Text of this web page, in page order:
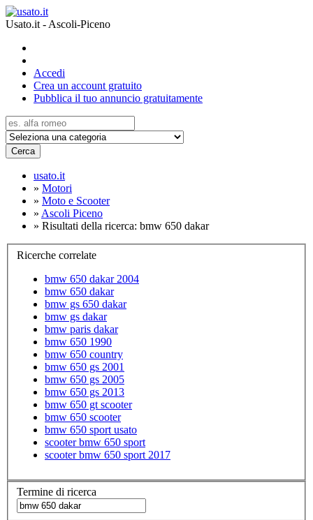
Usato.it - Ascoli-Piceno
Accedi
Crea un account gratuito
Pubblica il tuo annuncio gratuitamente
Cerca
usato.it
» Motori
» Moto e Scooter
» Ascoli Piceno
» Risultati della ricerca: bmw 650 dakar
Ricerche correlate
bmw 650 dakar 2004
bmw 650 dakar
bmw gs 650 dakar
bmw gs dakar
bmw paris dakar
bmw 650 1990
bmw 650 country
bmw 650 gs 2001
bmw 650 gs 2005
bmw 650 gs 2013
bmw 650 gt scooter
bmw 650 scooter
bmw 650 sport usato
scooter bmw 650 sport
scooter bmw 650 sport 2017
Termine di ricerca